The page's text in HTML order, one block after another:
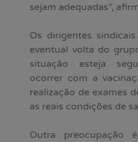
sejam adequadas”,
Os dirigentes
eventual volta do
situação esteja
ocorrer com a
realização de exames
as reais condições de
Outra preocupação